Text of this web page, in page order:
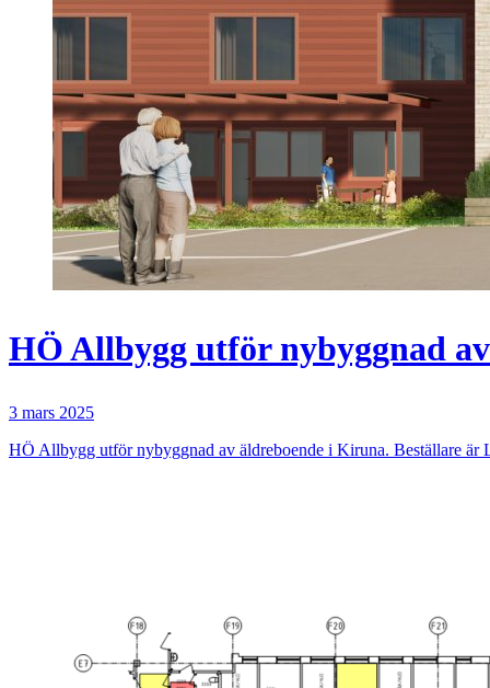
HÖ Allbygg utför nybyggnad
3 mars 2025
HÖ Allbygg utför nybyggnad av äldreboende i Kiruna. Beställare är